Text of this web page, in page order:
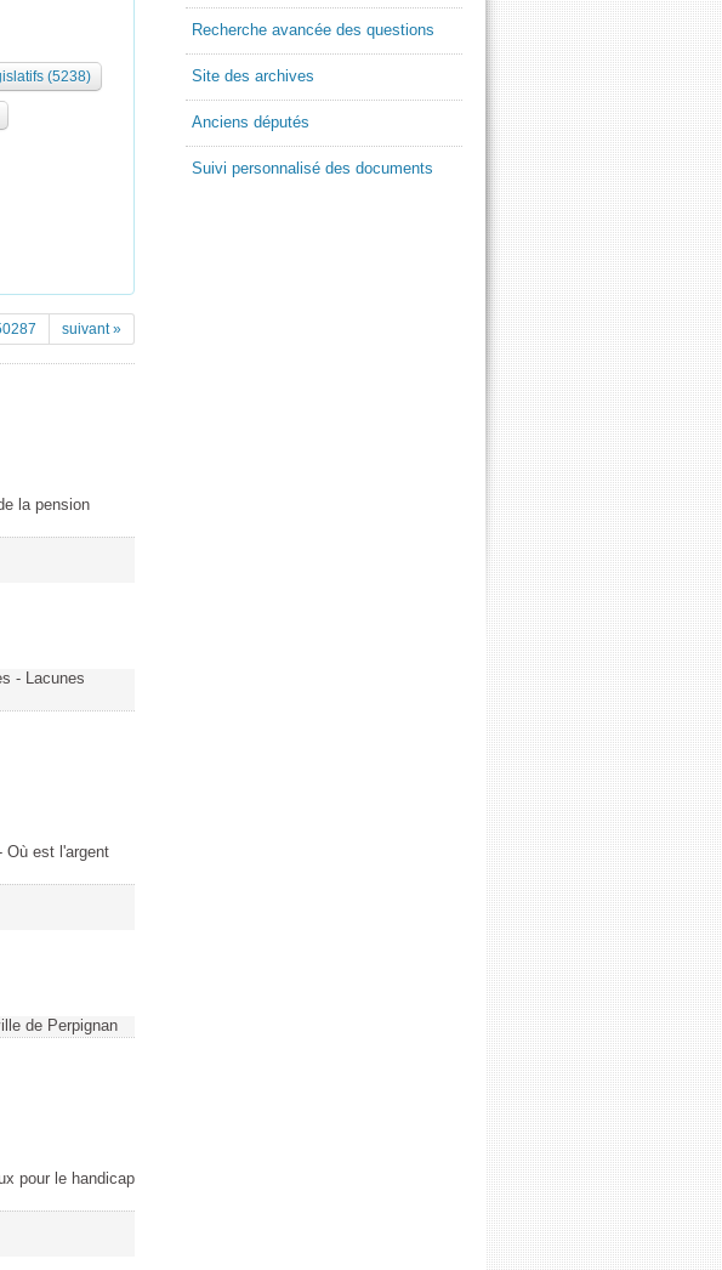
(5238)
suivant »
la pension
- Lacunes
Où est l'argent
de Perpignan
pour le handicap
Recherche avancée des questions
Site des archives
Anciens députés
Suivi personnalisé des documents